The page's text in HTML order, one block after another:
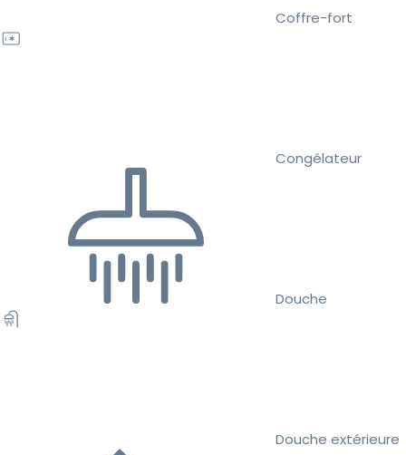
Coffre-fort
Congélateur
Douche
Douche extérieure